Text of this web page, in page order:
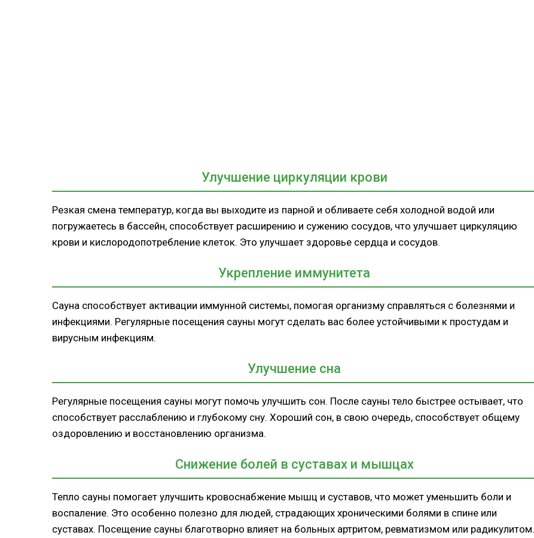
Улучшение циркуляции крови
Резкая смена температур, когда вы выходите из парной и обливаете себя холодной водой или
погружаетесь в бассейн, способствует расширению и сужению сосудов, что улучшает циркуляцию
крови и кислородопотребление клеток. Это улучшает здоровье сердца и сосудов.
Укрепление иммунитета
Сауна способствует активации иммунной системы, помогая организму справляться с болезнями и
инфекциями. Регулярные посещения сауны могут сделать вас более устойчивыми к простудам и
вирусным инфекциям.
Улучшение сна
Регулярные посещения сауны могут помочь улучшить сон. После сауны тело быстрее остывает, что
способствует расслаблению и глубокому сну. Хороший сон, в свою очередь, способствует общему
оздоровлению и восстановлению организма.
Снижение болей в суставах и мышцах
Тепло сауны помогает улучшить кровоснабжение мышц и суставов, что может уменьшить боли и
воспаление. Это особенно полезно для людей, страдающих хроническими болями в спине или
суставах. Посещение сауны благотворно влияет на больных артритом, ревматизмом или радикулитом.